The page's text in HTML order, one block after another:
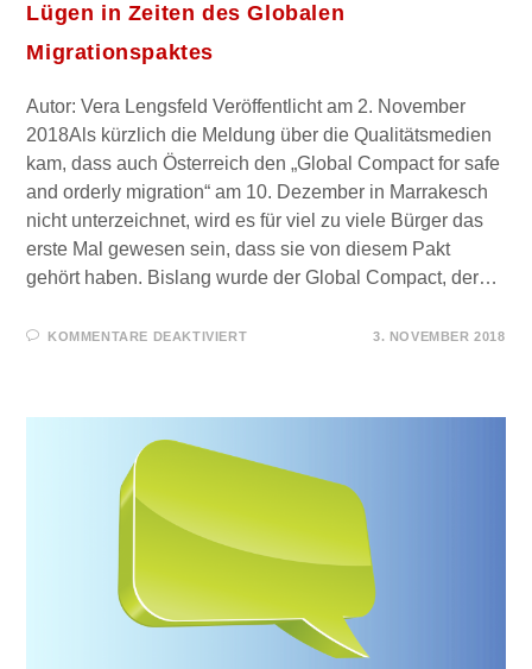
Lügen in Zeiten des Globalen
Migrationspaktes
Autor: Vera Lengsfeld Veröffentlicht am 2. November
2018Als kürzlich die Meldung über die Qualitätsmedien
kam, dass auch Österreich den „Global Compact for safe
and orderly migration“ am 10. Dezember in Marrakesch
nicht unterzeichnet, wird es für viel zu viele Bürger das
erste Mal gewesen sein, dass sie von diesem Pakt
gehört haben. Bislang wurde der Global Compact, der…
KOMMENTARE DEAKTIVIERTFÜR
3. NOVEMBER 2018